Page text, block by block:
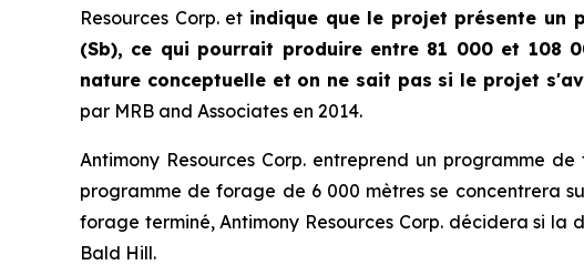
Resources Corp. et indique que le projet présente un
(Sb), ce qui pourrait produire entre 81 000 et 108
nature conceptuelle et on ne sait pas si le projet
par MRB and Associates en 2014.
Antimony Resources Corp. entreprend un programme
programme de forage de 6 000 mètres se concentrera
forage terminé, Antimony Resources Corp. décidera si
Bald Hill.